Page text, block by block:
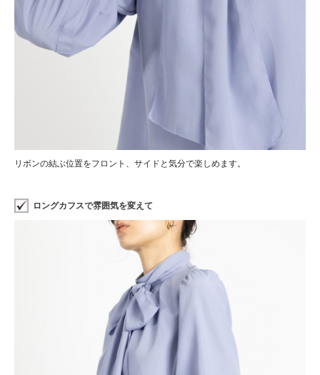
リボンの結ぶ位置をフロント、サイドと気分で楽しめます。
ロングカフスで雰囲気を変えて